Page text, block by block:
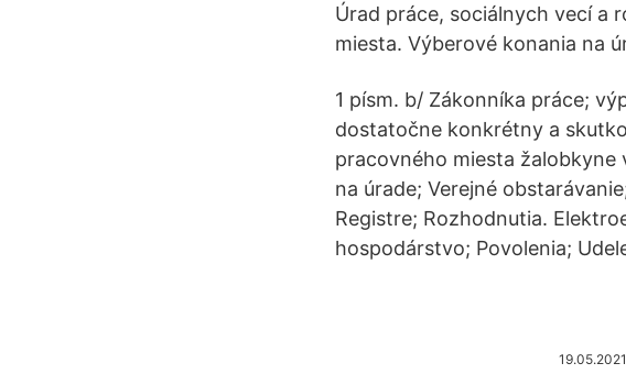
Úrad práce, sociálnych vecí a
miesta. Výberové konania na
1 písm. b/ Zákonníka práce;
dostatočne konkrétny a
pracovného miesta žalobkyne
na úrade; Verejné
Registre; Rozhodnutia.
hospodárstvo; Povolenia;
19.05.2021